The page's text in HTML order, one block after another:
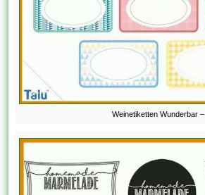
Weinetiketten Wunderbar –